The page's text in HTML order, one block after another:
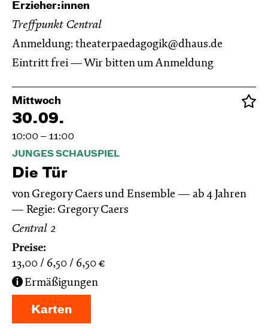
Erzieher:innen
Treffpunkt Central
Anmeldung: theaterpaedagogik@dhaus.de
Eintritt frei — Wir bitten um Anmeldung
Mittwoch
30.09.
10:00 – 11:00
JUNGES SCHAUSPIEL
Die Tür
von Gregory Caers und Ensemble
ab 4 Jahren
Regie: Gregory Caers
Central 2
Preise:
13,00
6,50 6,50 €
Ermäßigungen
Karten